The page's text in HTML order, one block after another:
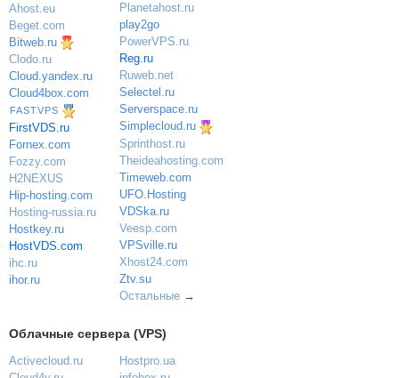
Ahost.eu
Beget.com
Bitweb.ru
Clodo.ru
Cloud.yandex.ru
Cloud4box.com
FASTVPS
FirstVDS.ru
Fornex.com
Fozzy.com
H2NEXUS
Hip-hosting.com
Hosting-russia.ru
Hostkey.ru
HostVDS.com
ihc.ru
ihor.ru
Planetahost.ru
play2go
PowerVPS.ru
Reg.ru
Ruweb.net
Selectel.ru
Serverspace.ru
Simplecloud.ru
Sprinthost.ru
Theideahosting.com
Timeweb.com
UFO.Hosting
VDSka.ru
Veesp.com
VPSville.ru
Xhost24.com
Ztv.su
Остальные→
Облачные сервера (VPS)
Activecloud.ru
Hostpro.ua